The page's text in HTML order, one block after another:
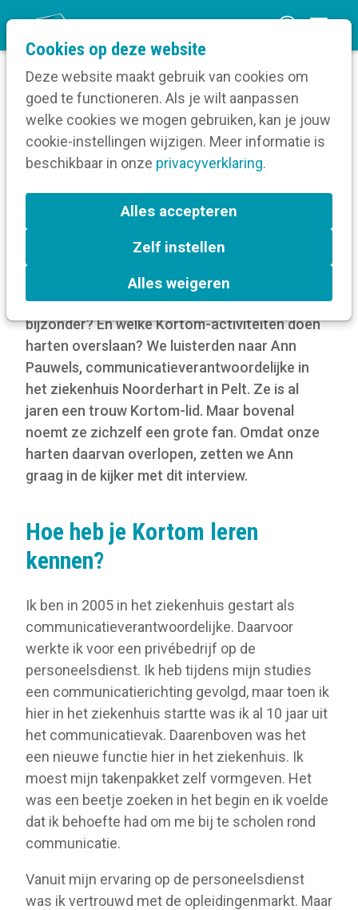
Cookies op deze website
Deze website maakt gebruik van cookies om
goed te functioneren. Als je wilt aanpassen
welke cookies we mogen gebruiken, kan je jouw
cookie-instellingen wijzigen. Meer informatie is
beschikbaar in onze privacyverklaring.
Alles accepteren
Zelf instellen
Alles weigeren
n
m
Home
Blog
Een groot hart voor Kortom - Ann Pauwels
Een groot hart voor Kortom
- Ann Pauwels
Wat maakt een Kortom-lidmaatschap zo
bijzonder? En welke Kortom-activiteiten doen
harten overslaan? We luisterden naar Ann
Pauwels, communicatieverantwoordelijke in
het ziekenhuis Noorderhart in Pelt. Ze is al
jaren een trouw Kortom-lid. Maar bovenal
noemt ze zichzelf een grote fan. Omdat onze
harten daarvan overlopen, zetten we Ann
graag in de kijker met dit interview.
Hoe heb je Kortom leren
kennen?
Ik ben in 2005 in het ziekenhuis gestart als
communicatieverantwoordelijke. Daarvoor
werkte ik voor een privébedrijf op de
personeelsdienst. Ik heb tijdens mijn studies
een communicatierichting gevolgd, maar toen ik
hier in het ziekenhuis startte was ik al 10 jaar uit
het communicatievak. Daarenboven was het
een nieuwe functie hier in het ziekenhuis. Ik
moest mijn takenpakket zelf vormgeven. Het
was een beetje zoeken in het begin en ik voelde
dat ik behoefte had om me bij te scholen rond
communicatie.
Vanuit mijn ervaring op de personeelsdienst
was ik vertrouwd met de opleidingenmarkt. Maar